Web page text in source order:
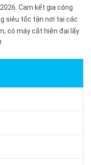
Cam kết gia công
siêu tốc tận nơi tại các
có máy cắt hiện đại lấy